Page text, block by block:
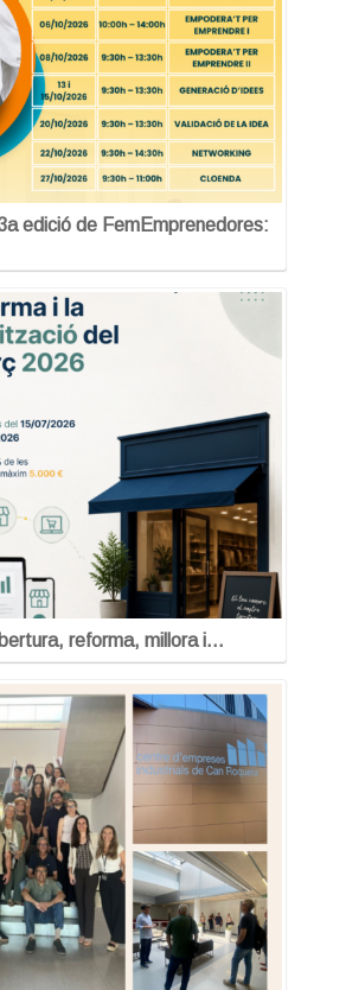
edició de FemEmprenedores:
reforma, millora i…